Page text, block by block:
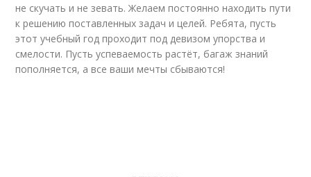
не скучать и не зевать. Желаем постоянно находить пути
к решению поставленных задач и целей. Ребята, пусть
этот учебный год проходит под девизом упорства и
смелости. Пусть успеваемость растёт, багаж знаний
пополняется, а все ваши мечты сбываются!